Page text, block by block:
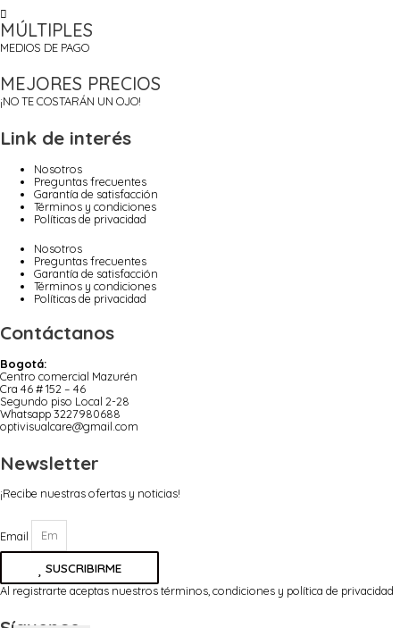
MÚLTIPLES
MEDIOS DE PAGO
MEJORES PRECIOS
¡NO TE COSTARÁN UN OJO!
Link de interés
Nosotros
Preguntas frecuentes
Garantía de satisfacción
Términos y condiciones
Políticas de privacidad
Nosotros
Preguntas frecuentes
Garantía de satisfacción
Términos y condiciones
Políticas de privacidad
Contáctanos
Bogotá:
Centro comercial Mazurén
Cra 46 # 152 – 46
Segundo piso Local 2-28
Whatsapp 3227980688
optivisualcare@gmail.com
Newsletter
¡Recibe nuestras ofertas y noticias!
Email
SUSCRIBIRME
Al registrarte aceptas nuestros términos, condiciones y política de privacidad